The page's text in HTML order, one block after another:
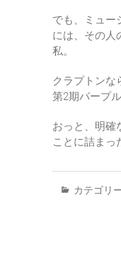
でも、ミュー
には、その人
私。
クラプトンな
第2期パープ
おっと、明確
ことに詰まっ
カテゴリ